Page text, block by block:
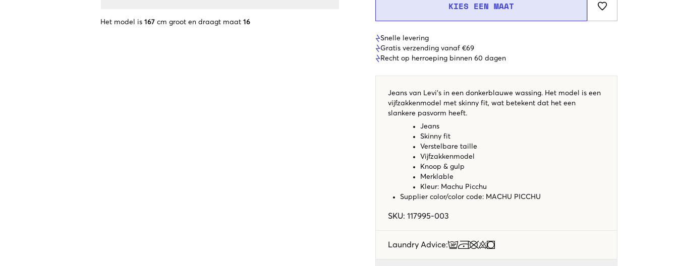
Het model is 167 cm groot en draagt maat 16
KIES EEN MAAT
Snelle levering
Gratis verzending vanaf €69
Recht op herroeping binnen 60 dagen
Jeans van Levi's in een donkerblauwe wassing. Het model is een
vijfzakkenmodel met skinny fit, wat betekent dat het een
slankere pasvorm heeft.
Jeans
Skinny fit
Verstelbare taille
Vijfzakkenmodel
Knoop & gulp
Merklable
Kleur: Machu Picchu
Supplier color/color code: MACHU PICCHU
SKU: 117995-003
Laundry Advice: